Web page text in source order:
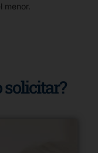
menor.
solicitar?